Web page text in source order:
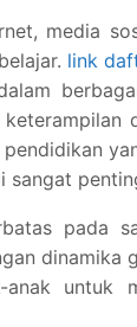
media
link
sangat
pada
dinamika
anak untuk